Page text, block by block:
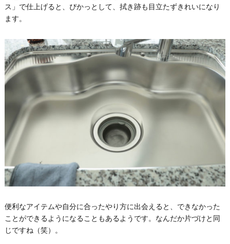
ス」で仕上げると、ぴかっとして、拭き跡も目立たずきれいになり
ます。
便利なアイテムや自分に合ったやり方に出会えると、できなかった
ことができるようになることもあるようです。なんだか片づけと同
じですね（笑）。